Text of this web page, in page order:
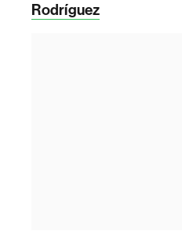
Rodríguez